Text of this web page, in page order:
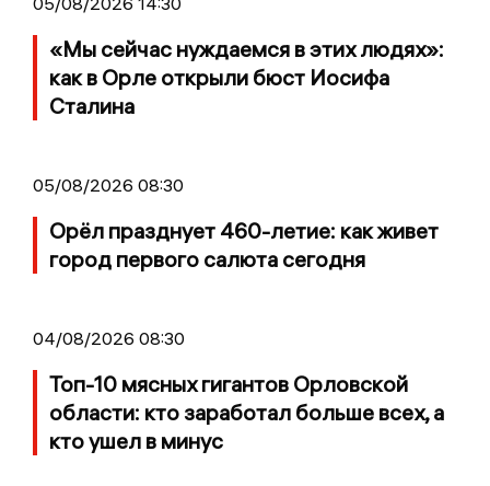
«Мы сейчас нуждаемся в этих людях»:
как в Орле открыли бюст Иосифа
Сталина
05/08/2026 08:30
Орёл празднует 460-летие: как живет
город первого салюта сегодня
04/08/2026 08:30
Топ-10 мясных гигантов Орловской
области: кто заработал больше всех, а
кто ушел в минус